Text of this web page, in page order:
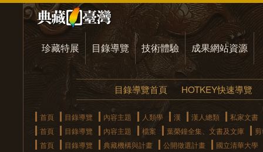
珍藏特展 目錄導覽 技術體驗 成果網站資源
目錄導覽首頁 HOTKEY快速導覽
首頁 目錄導覽 內容主題 人類學 漢 漢人總類
私家文書
首頁
目錄導覽 內容主題 檔案 葉榮鐘全集、文書及文庫
首頁
目錄導覽 典藏機構與計畫 公開徵選計畫 國立清華大學